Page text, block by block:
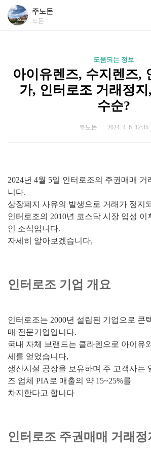
주노돈
노돈
도움되는 정보
아이유렌즈, 수지렌즈,
가, 인터로조 거래정지
수순?
주노돈 2024. 4. 6. 12:35
2024년 4월 5일 인터로조의 주권매매
니다.
상장폐지 사유의 발생으로 거래가 정지
인터로조의 2010년 코스닥 시장 입성 이
인 소식입니다.
자세히 알아보겠습니다,
인터로조 기업 개요
인터로조는 2000년 설립된 기업으로 콘
매 전문기업입니다.
국내 자체 브랜드는 클라렌으로 아이유
세를 얻었습니다,
생산시설 공장을 보유하며 주 고객사는
즈 업체 PIA로 매출의 약 15~25%를
차지한다고 합니다
인터로조 주권매매 거래정